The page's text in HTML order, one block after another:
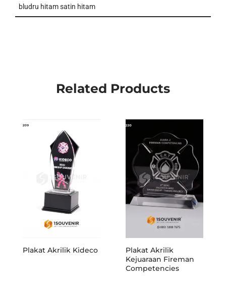
bludru hitam satin hitam
Related Products
Plakat Akrilik Kideco
Plakat Akrilik
Kejuaraan Fireman
Competencies